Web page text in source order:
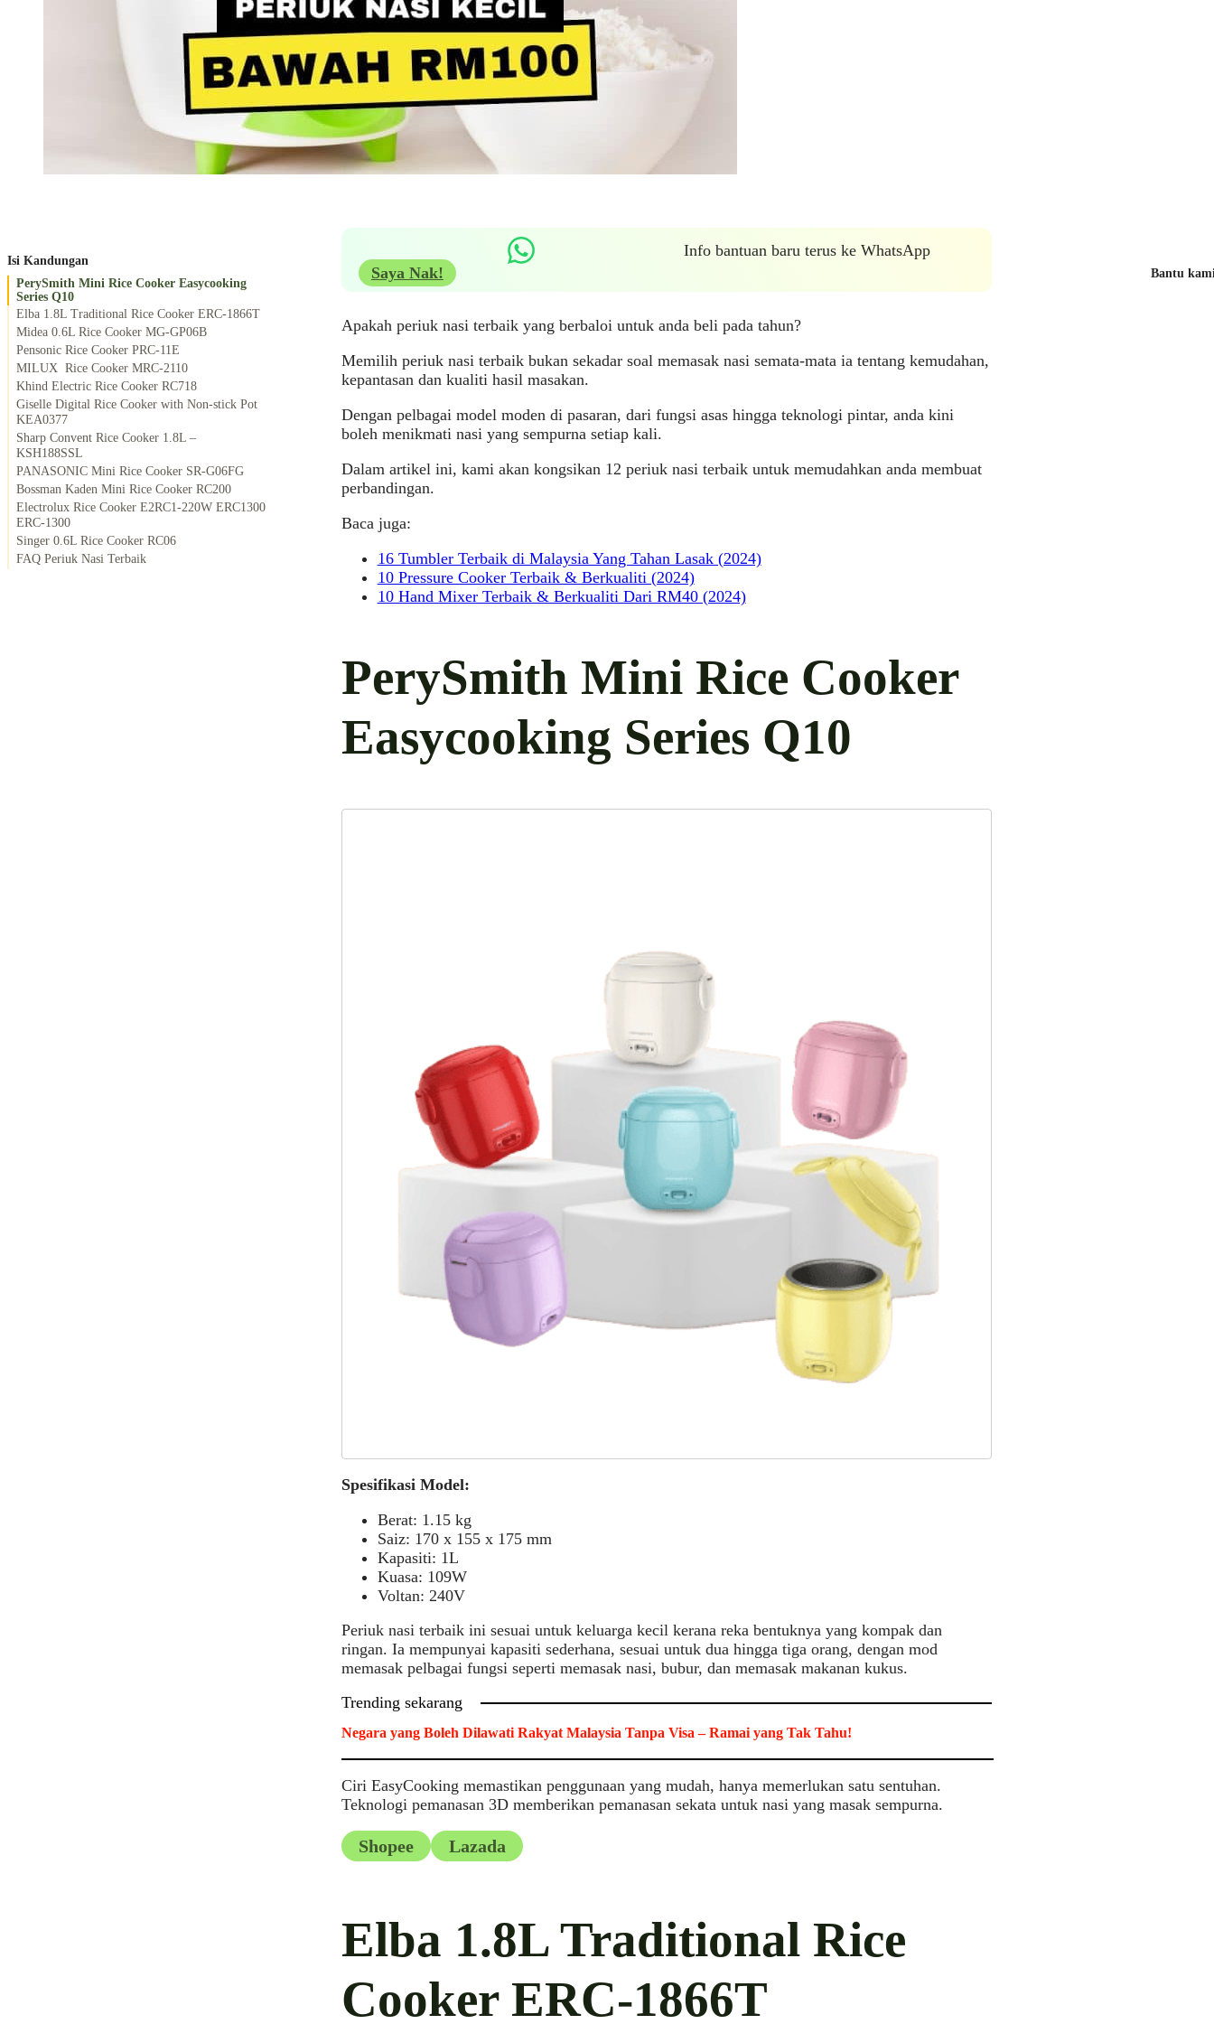
Isi Kandungan
PerySmith Mini Rice Cooker Easycooking
Series Q10
Elba 1.8L Traditional Rice Cooker ERC-1866T
Midea 0.6L Rice Cooker MG-GP06B
Pensonic Rice Cooker PRC-11E
MILUX Rice Cooker MRC-2110
Khind Electric Rice Cooker RC718
Giselle Digital Rice Cooker with Non-stick Pot
KEA0377
Sharp Convent Rice Cooker 1.8L –
KSH188SSL
PANASONIC Mini Rice Cooker SR-G06FG
Bossman Kaden Mini Rice Cooker RC200
Electrolux Rice Cooker E2RC1-220W ERC1300
ERC-1300
Singer 0.6L Rice Cooker RC06
FAQ Periuk Nasi Terbaik
Info bantuan baru terus ke WhatsApp
Saya Nak!
Apakah periuk nasi terbaik yang berbaloi untuk anda beli pada tahun?
Memilih periuk nasi terbaik bukan sekadar soal memasak nasi semata-mata ia tentang kemudahan,
kepantasan dan kualiti hasil masakan.
Dengan pelbagai model moden di pasaran, dari fungsi asas hingga teknologi pintar, anda kini
boleh menikmati nasi yang sempurna setiap kali.
Dalam artikel ini, kami akan kongsikan 12 periuk nasi terbaik untuk memudahkan anda membuat
perbandingan.
Baca juga:
16 Tumbler Terbaik di Malaysia Yang Tahan Lasak (2024)
10 Pressure Cooker Terbaik & Berkualiti (2024)
10 Hand Mixer Terbaik & Berkualiti Dari RM40 (2024)
PerySmith Mini Rice Cooker
Easycooking Series Q10
Spesifikasi Model:
Berat: 1.15 kg
Saiz: 170 x 155 x 175 mm
Kapasiti: 1L
Kuasa: 109W
Voltan: 240V
Periuk nasi terbaik ini sesuai untuk keluarga kecil kerana reka bentuknya yang kompak dan
ringan. Ia mempunyai kapasiti sederhana, sesuai untuk dua hingga tiga orang, dengan mod
memasak pelbagai fungsi seperti memasak nasi, bubur, dan memasak makanan kukus.
Trending sekarang
Negara yang Boleh Dilawati Rakyat Malaysia Tanpa Visa – Ramai yang Tak Tahu!
Ciri EasyCooking memastikan penggunaan yang mudah, hanya memerlukan satu sentuhan.
Teknologi pemanasan 3D memberikan pemanasan sekata untuk nasi yang masak sempurna.
Shopee Lazada
Elba 1.8L Traditional Rice
Cooker ERC-1866T
Bantu